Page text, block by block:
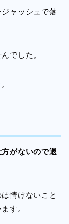
ャッシュで落
でした。
がないので退
情けないこと
す。